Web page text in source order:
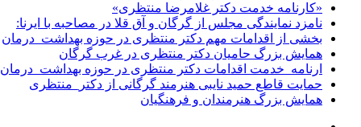
«کارنامه خدمت دکتر غلامرضا منتظری»
نامزد نمایندگی مجلس از گرگان و آق قلا در مصاحبه با ایرنا:
بخشی از اقدامات مهم دکتر منتظری در حوزه بهداشت_درمان
همایش بزرگ حامیان دکتر منتظری در غرب گرگان
ارنامه_خدمت اقدامات دکتر منتظری در حوزه بهداشت_درمان
حمایت قاطع حمید نایبی هنرمند گرگانی از دکتر_منتظری
همایش بزرگ هنرمندان و فرهنگیان